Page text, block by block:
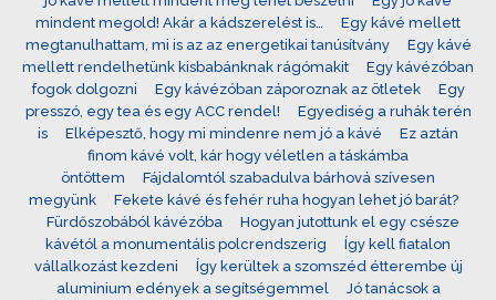
mindent megold! Akár a kádszerelést is…
Egy kávé mellett
megtanulhattam, mi is az az energetikai tanúsítvány
Egy kávé
mellett rendelhetünk kisbabánknak rágómakit
Egy kávézóban
fogok dolgozni
Egy kávézóban záporoznak az ötletek
Egy
presszó, egy tea és egy ACC rendel!
Egyediség a ruhák terén
is
Elképesztő, hogy mi mindenre nem jó a kávé
Ez aztán
finom kávé volt, kár hogy véletlen a táskámba
öntöttem
Fájdalomtól szabadulva bárhová szívesen
megyünk
Fekete kávé és fehér ruha hogyan lehet jó barát?
Fürdőszobából kávézóba
Hogyan jutottunk el egy csésze
kávétól a monumentális polcrendszerig
Így kell fiatalon
vállalkozást kezdeni
Így kerültek a szomszéd étterembe új
aluminium edények a segítségemmel
Jó tanácsok a